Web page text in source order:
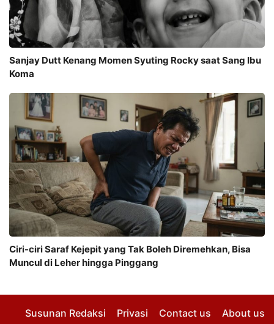
Sanjay Dutt Kenang Momen Syuting Rocky saat Sang Ibu
Koma
Ciri-ciri Saraf Kejepit yang Tak Boleh Diremehkan, Bisa
Muncul di Leher hingga Pinggang
Susunan Redaksi Privasi Contact us About us